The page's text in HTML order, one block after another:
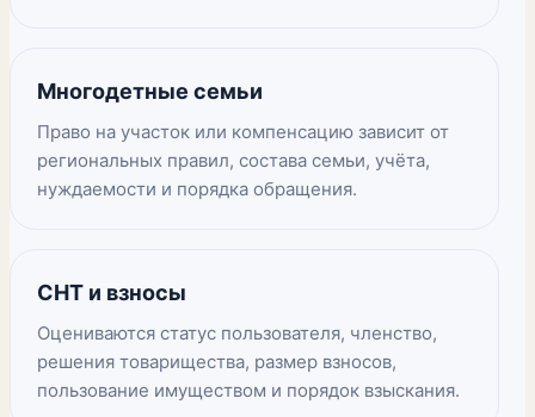
Многодетные семьи
Право на участок или компенсацию зависит от
региональных правил, состава семьи, учёта,
нуждаемости и порядка обращения.
СНТ и взносы
Оцениваются статус пользователя, членство,
решения товарищества, размер взносов,
пользование имуществом и порядок взыскания.